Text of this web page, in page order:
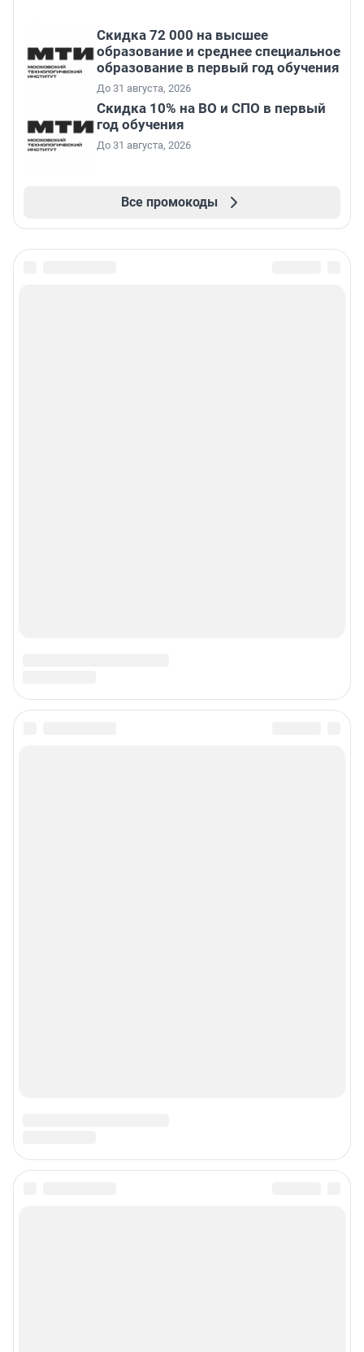
Скидка 72 000 на высшее
образование и среднее специальное
образование в первый год обучения
До 31 августа, 2026
Скидка 10% на ВО и СПО в первый
год обучения
До 31 августа, 2026
Все промокоды